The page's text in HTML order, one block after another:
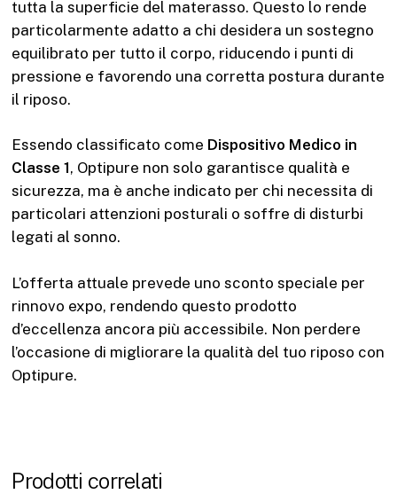
tutta la superficie del materasso. Questo lo rende
particolarmente adatto a chi desidera un sostegno
equilibrato per tutto il corpo, riducendo i punti di
pressione e favorendo una corretta postura durante
il riposo.
Essendo classificato come Dispositivo Medico in
Classe 1, Optipure non solo garantisce qualità e
sicurezza, ma è anche indicato per chi necessita di
particolari attenzioni posturali o soffre di disturbi
legati al sonno.
L’offerta attuale prevede uno sconto speciale per
rinnovo expo, rendendo questo prodotto
d’eccellenza ancora più accessibile. Non perdere
l’occasione di migliorare la qualità del tuo riposo con
Optipure.
Prodotti correlati